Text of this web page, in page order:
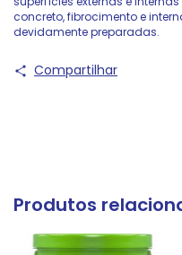
concreto, fibrocimento e
devidamente preparadas.
Compartilhar
Produtos